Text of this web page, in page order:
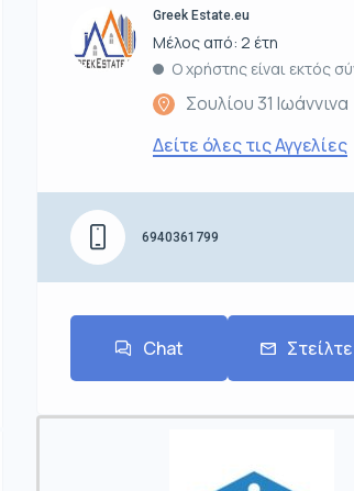
Greek Estate.eu
Μέλος από: 2 έτη
Ο χρήστης είναι εκτός
Σουλίου 31 Ιωάννινα
Δείτε όλες τις Αγγελίες
6940361799
Chat